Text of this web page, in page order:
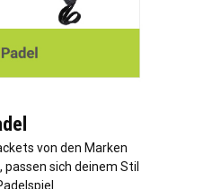
von den Marken
passen sich deinem Stil